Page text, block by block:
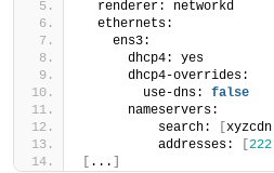
  renderer: networkd
  ethernets:
    ens3:
      dhcp4: yes
      dhcp4-overrides:
        use-dns:
false
      nameservers:
          search:
          addresses:
...